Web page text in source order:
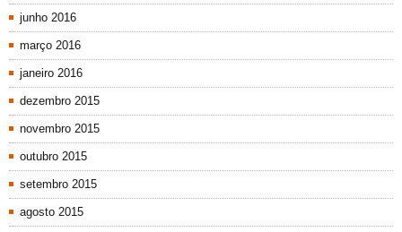
junho 2016
março 2016
janeiro 2016
dezembro 2015
novembro 2015
outubro 2015
setembro 2015
agosto 2015